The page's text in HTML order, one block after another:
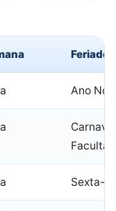
Feriado
Ano
Sexta-